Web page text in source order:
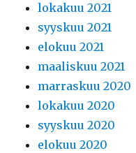
lokakuu 2021
syyskuu 2021
elokuu 2021
maaliskuu 2021
marraskuu 2020
lokakuu 2020
syyskuu 2020
elokuu 2020